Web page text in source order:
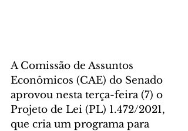
A Comissão de Assuntos
Econômicos (CAE) do Senado
aprovou nesta terça-feira (7) o
Projeto de Lei (PL) 1.472/2021,
que cria um programa para